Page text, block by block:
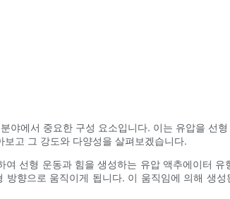
야에서 중요한 구성 요소입니다. 이는 유압을
고 그 강도와 다양성을 살펴보겠습니다.
여 선형 운동과 힘을 생성하는 유압 액추에이터
방향으로 움직이게 됩니다. 이 움직임에 의해 생